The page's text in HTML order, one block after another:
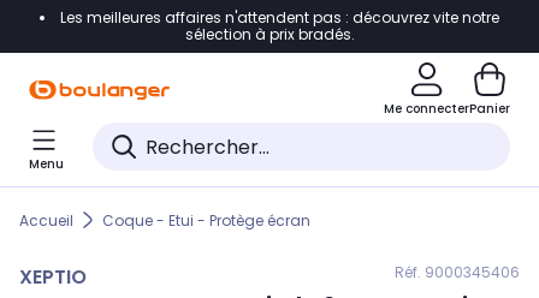
Accéder directement à la navigation
Accéder directement au pied de page
Accéder directement au chatbot
Les meilleures affaires n'attendent pas : découvrez vite notre
sélection à prix bradés.
Me connecterPanier
Menu
Accueil Coque - Etui - Protège écran
XEPTIO Réf. 9000345406